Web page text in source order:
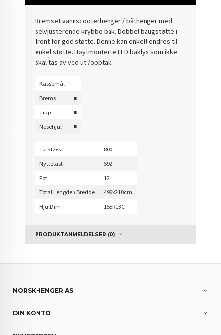
Bremset vannscooterhenger / båthenger med
selvjusterende krybbe bak. Dobbel baugstøtte i
front for god støtte. Denne kan enkelt endres til
enkel støtte. Høytmonterte LED baklys som ikke
skal tas av ved ut /opptak.
Kassemål
Brems
■
Tipp
■
Nesehjul
■
Totalvekt
800
Nyttelast
592
Fot
12
Total Lengde x Bredde
496x210cm
HjulDim
155R13C
PRODUKTANMELDELSER (0)
NORSKHENGER AS
DIN KONTO